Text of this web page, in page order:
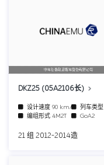
中车长春轨道客车股份有限公司
DKZ25 (05A2106长)
设计速度 90 km/h 列车类型
编组形式 4M2T GoA2
21 组 2012-2014造